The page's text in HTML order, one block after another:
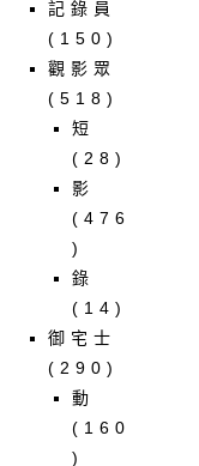
記錄員
(150)
觀影眾
(518)
短
(28)
影
(476
)
錄
(14)
御宅士
(290)
動
(160
)